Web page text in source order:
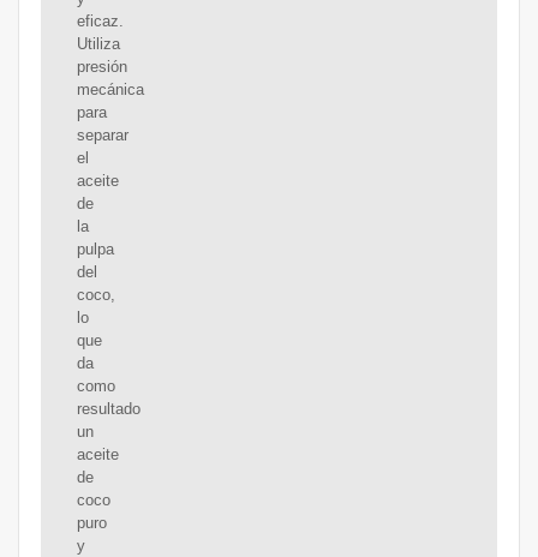
eficaz.
Utiliza
presión
mecánica
para
separar
el
aceite
de
la
pulpa
del
coco,
lo
que
da
como
resultado
un
aceite
de
coco
puro
y